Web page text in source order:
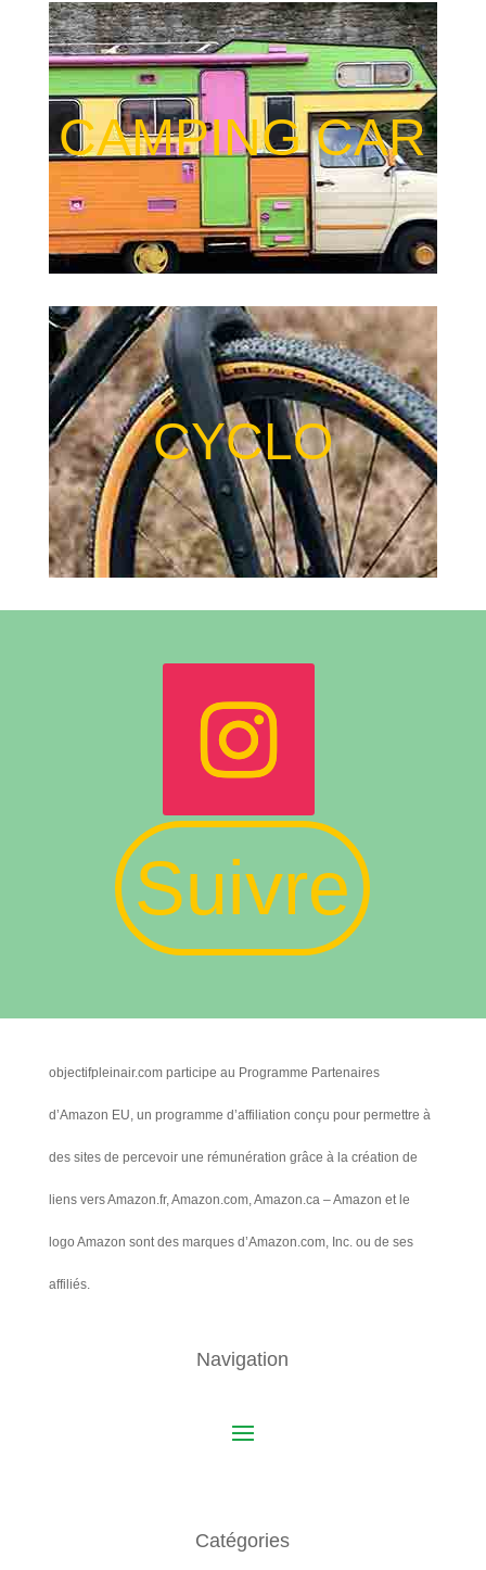
CAMPING CAR
CYCLO
Suivre
objectifpleinair.com participe au Programme Partenaires
d’Amazon EU, un programme d’affiliation conçu pour permettre à
des sites de percevoir une rémunération grâce à la création de
liens vers Amazon.fr, Amazon.com, Amazon.ca – Amazon et le
logo Amazon sont des marques d’Amazon.com, Inc. ou de ses
affiliés.
Navigation
Catégories